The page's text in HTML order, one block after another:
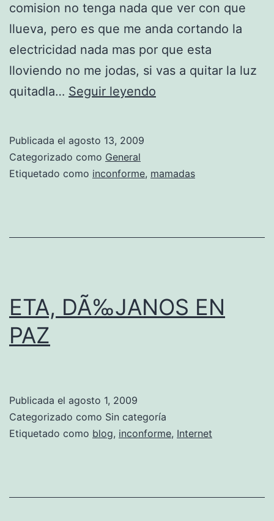
comision no tenga nada que ver con que
llueva, pero es que me anda cortando la
electricidad nada mas por que esta
lloviendo no me jodas, si vas a quitar la luz
quitadla… Seguir leyendo
u
l
v
e
!
Publicada el agosto 13, 2009
Categorizado como General
Etiquetado como inconforme, mamadas
ETA, DÃ‰JANOS EN
PAZ
Publicada el agosto 1, 2009
Categorizado como Sin categoría
Etiquetado como blog, inconforme, Internet